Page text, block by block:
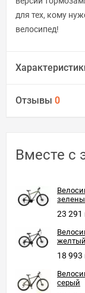
для тех, кому
велосипед!
Отзывы 0
Вместе с
23 291
желтый
18 993
серый